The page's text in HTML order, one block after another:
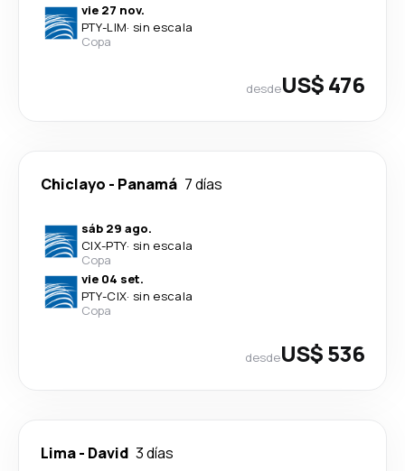
vie 27 nov.
PTY-LIM· sin escala
Copa
desdeUS$ 476
Chiclayo - Panamá 7 días
sáb 29 ago.
CIX-PTY· sin escala
Copa
vie 04 set.
PTY-CIX· sin escala
Copa
desdeUS$ 536
Lima- David 3 días